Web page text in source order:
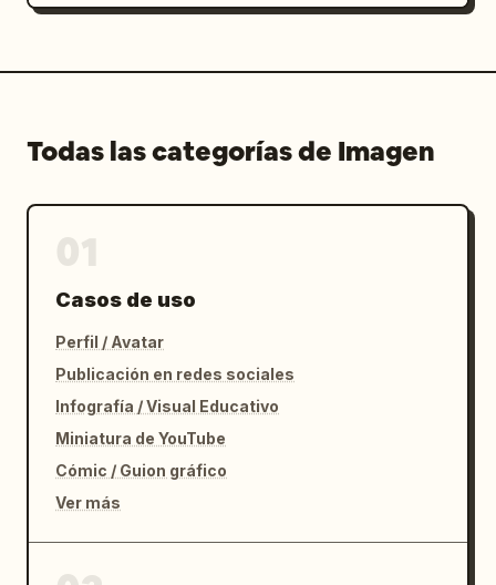
Todas las categorías de Imagen
Casos de uso
Perfil / Avatar
Publicación en redes sociales
Infografía / Visual Educativo
Miniatura de YouTube
Cómic / Guion gráfico
Ver más